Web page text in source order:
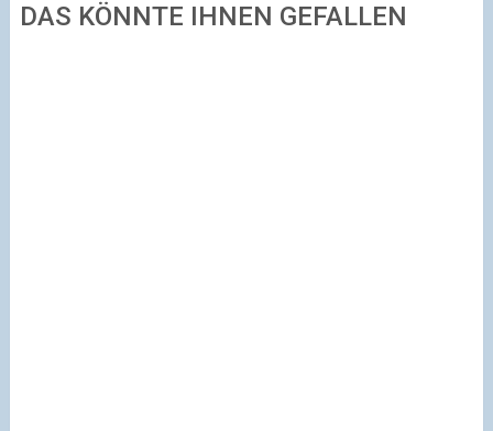
DAS KÖNNTE IHNEN GEFALLEN